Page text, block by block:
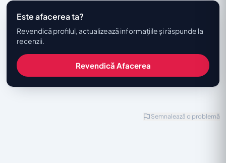
Este afacerea ta?
Revendică profilul, actualizează informațiile și răspunde la
recenzii.
Revendică Afacerea
Semnalează o problemă